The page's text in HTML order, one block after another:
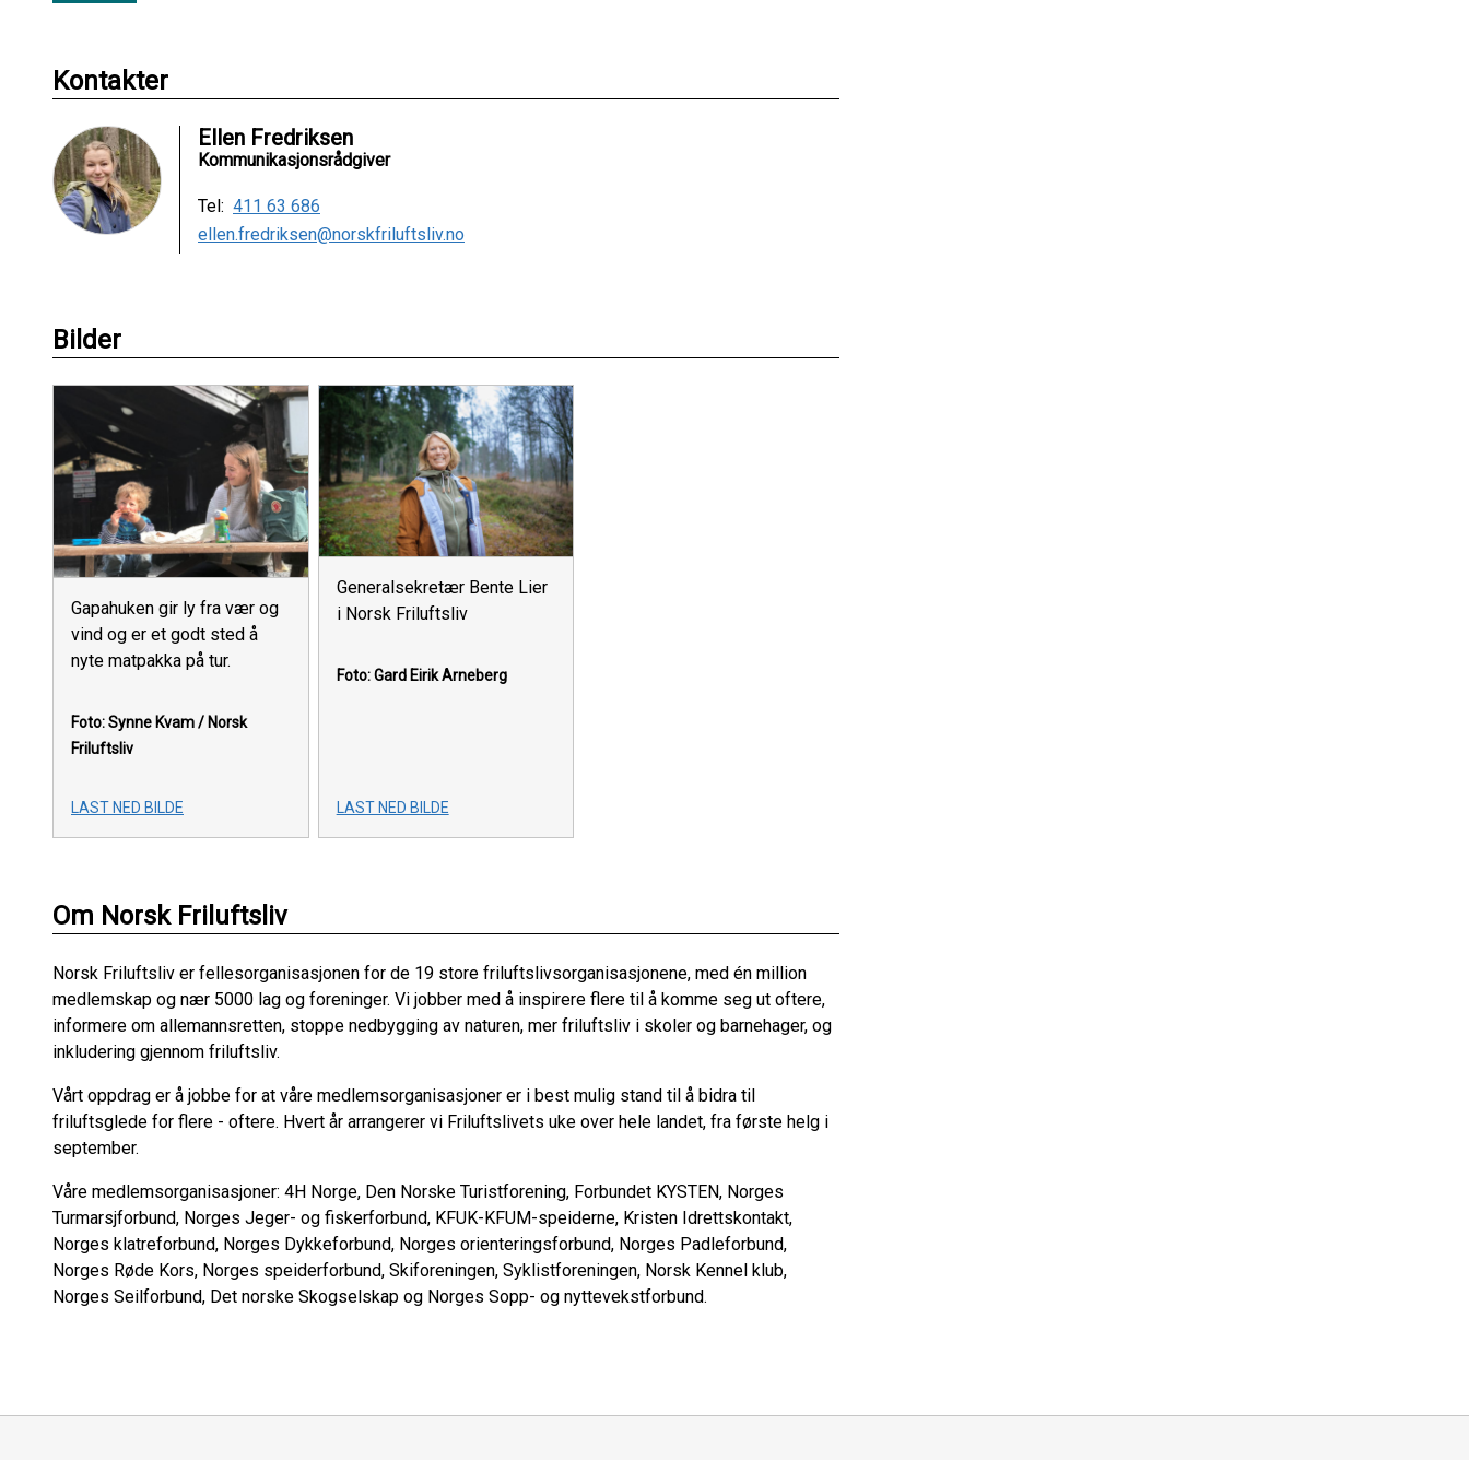
Kontakter
Ellen Fredriksen
Kommunikasjonsrådgiver
Tel: 411 63 686
ellen.fredriksen@norskfriluftsliv.no
Bilder
Gapahuken gir ly fra vær og
vind og er et godt sted å
nyte matpakka på tur.
Foto: Synne Kvam / Norsk
Friluftsliv
LAST NED BILDE
Generalsekretær Bente Lier
i Norsk Friluftsliv
Foto: Gard Eirik Arneberg
LAST NED BILDE
Om Norsk Friluftsliv
Norsk Friluftsliv er fellesorganisasjonen for de 19 store friluftslivsorganisasjonene, med én million
medlemskap og nær 5000 lag og foreninger. Vi jobber med å inspirere flere til å komme seg ut oftere,
informere om allemannsretten, stoppe nedbygging av naturen, mer friluftsliv i skoler og barnehager, og
inkludering gjennom friluftsliv.
Vårt oppdrag er å jobbe for at våre medlemsorganisasjoner er i best mulig stand til å bidra til
friluftsglede for flere - oftere. Hvert år arrangerer vi Friluftslivets uke over hele landet, fra første helg i
september.
Våre medlemsorganisasjoner: 4H Norge, Den Norske Turistforening, Forbundet KYSTEN, Norges
Turmarsjforbund, Norges Jeger- og fiskerforbund, KFUK-KFUM-speiderne, Kristen Idrettskontakt,
Norges klatreforbund, Norges Dykkeforbund, Norges orienteringsforbund, Norges Padleforbund,
Norges Røde Kors, Norges speiderforbund, Skiforeningen, Syklistforeningen, Norsk Kennel klub,
Norges Seilforbund, Det norske Skogselskap og Norges Sopp- og nyttevekstforbund.